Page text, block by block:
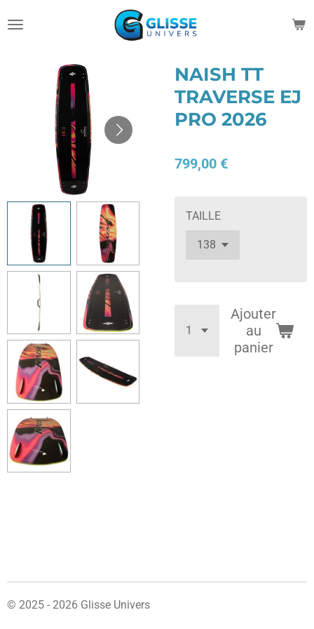
au
NAISH TT
TRAVERSE EJ
PRO 2026
799,00 €
TAILLE
Ajouter
au
panier
© 2025 - 2026 Glisse Univers